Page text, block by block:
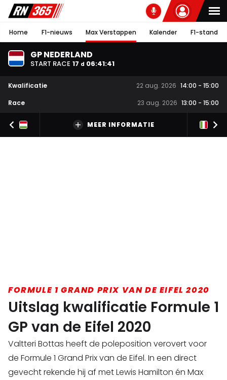
Home F1-nieuws Max Verstappen Kalender F1-stand
GP NEDERLAND
START RACE 17 d 06:41:40
Kwalificatie 22 aug. 2026 14:00 - 15:00
Race
23 aug. 2026 13:00 - 15:00
MEER INFORMATIE
FORMULE 1 GRAND PRIX VAN DE EIFEL 2020
Uitslag kwalificatie Formule 1
GP van de Eifel 2020
Valtteri Bottas heeft de poleposition verovert voor
de Formule 1 Grand Prix van de Eifel. In een direct
gevecht rekende hij af met Lewis Hamilton én Max